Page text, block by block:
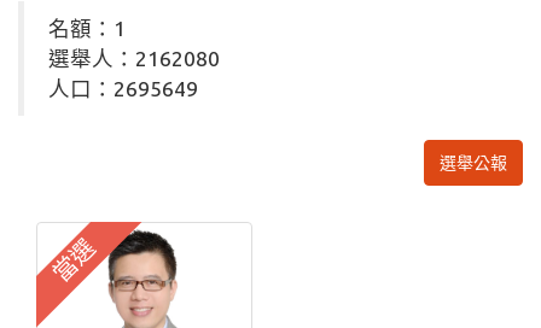
名額：1
選舉人：2162080
人口：2695649
選舉公報
當選